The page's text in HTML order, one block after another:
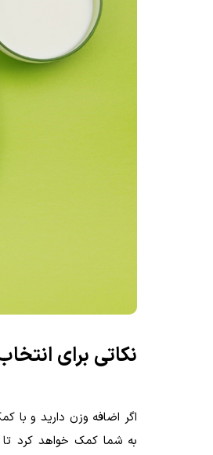
نکاتی برای
اگر اضافه وزن دارید و
به شما کمک خواهد کرد تا